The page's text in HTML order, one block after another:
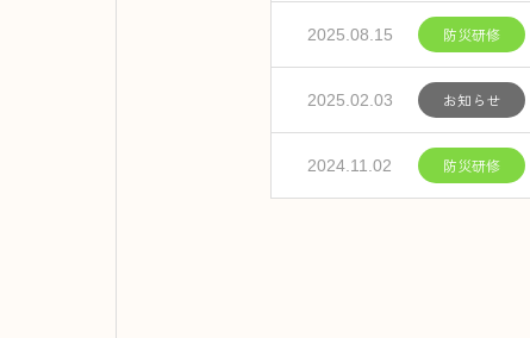
2025.08.15 防災研修
2025.02.03 お知らせ
2024.11.02 防災研修